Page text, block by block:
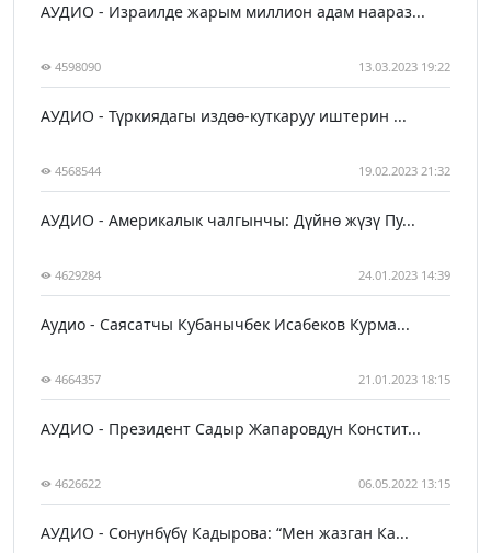
АУДИО - Израилде жарым миллион адам наараз...
4598090 13.03.2023 19:22
АУДИО - Түркиядагы издөө-куткаруу иштерин ...
4568544 19.02.2023 21:32
АУДИО - Америкалык чалгынчы: Дүйнө жүзү Пу...
4629284 24.01.2023 14:39
Аудио - Саясатчы Кубанычбек Исабеков Курма...
4664357 21.01.2023 18:15
АУДИО - Президент Садыр Жапаровдун Констит...
4626622 06.05.2022 13:15
АУДИО - Сонунбүбү Кадырова: “Мен жазган Ка...